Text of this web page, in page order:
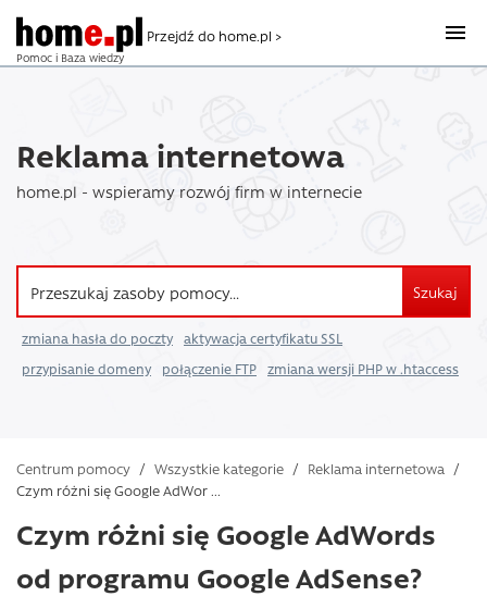
Pomoc i Baza wiedzy
Przejdź do home.pl >
Reklama internetowa
home.pl - wspieramy rozwój firm w internecie
Szukaj
zmiana hasła do poczty
aktywacja certyfikatu SSL
przypisanie domeny
połączenie FTP zmiana wersji PHP w .htaccess
Centrum pomocy / Wszystkie kategorie / Reklama internetowa /
Czym różni się Google AdWor ...
Czym różni się Google AdWords
od programu Google AdSense?